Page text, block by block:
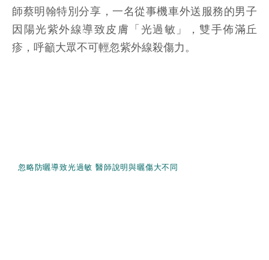
師蔡明翰特別分享，一名從事機車外送服務的男子
因陽光紫外線導致皮膚「光過敏」，雙手佈滿丘
疹，呼籲大眾不可輕忽紫外線殺傷力。
忽略防曬導致光過敏 醫師說明與曬傷大不同